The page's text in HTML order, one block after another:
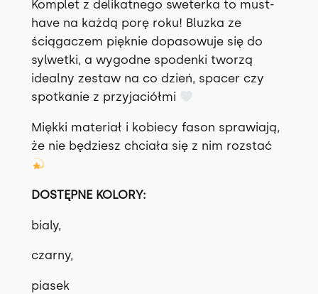
3
k
l
a
c
h
Komplet z delikatnego sweterka to must-
have na każdą porę roku! Bluzka ze
ściągaczem pięknie dopasowuje się do
sylwetki, a wygodne spodenki tworzą
idealny zestaw na co dzień, spacer czy
spotkanie z przyjaciółmi
Miękki materiał i kobiecy fason sprawiają,
że nie będziesz chciała się z nim rozstać
DOSTĘPNE KOLORY:
bialy,
czarny,
piasek